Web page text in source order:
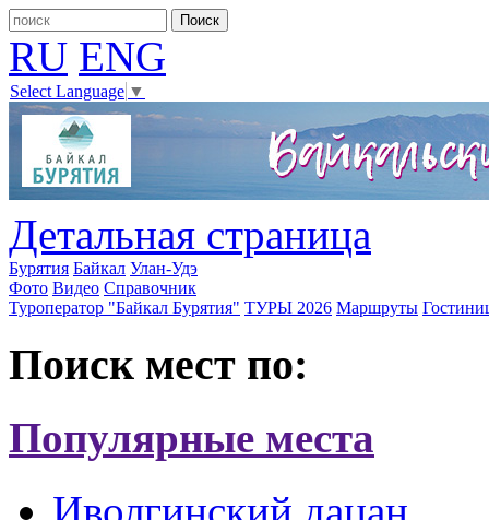
RU ENG
Select Language ▼
Детальная страница
Бурятия Байкал Улан-Удэ
Фото Видео Справочник
Туроператор "Байкал Бурятия" ТУРЫ 2026 Маршруты
Поиск мест по:
Популярные места
Иволгинский дацан